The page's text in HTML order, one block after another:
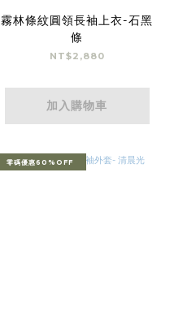
霧林條紋圓領長袖上衣-石黑
條
NT$2,880
加入購物車
零碼優惠60%OFF